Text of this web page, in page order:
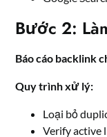
Bước 2:
Báo cáo backlink
Quy trình xử lý:
Loại bỏ
Verify active